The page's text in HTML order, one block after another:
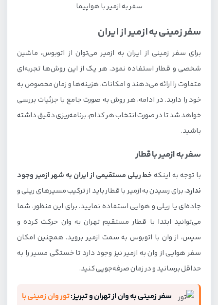
سفر به ازمیر با هواپیما
سفر زمینی به ازمیر از ایران
برای سفر زمینی از ایران به ازمیر می‌توان از اتوبوس، ماشین
شخصی و قطار استفاده نمود. هر یک از این روش‌ها تجربه‌ای
متفاوت را ارائه می‌دهند و امکانات، هزینه‌ها و زمان مخصوص به
خود را دارند. در ادامه، هر روش به صورت جامع با جزئیات بررسی
خواهد شد تا در صورت انتخاب هر کدام، برنامه‌ریزی دقیق داشته
باشید.
سفر به ازمیر با قطار
با توجه به اینکه خط ریلی مستقیمی از ایران به شهر ازمیر وجود
ندارد، برای رسیدن به ازمیر با قطار باید از ترکیب مسیرهای ریلی و
جاده‌ای یا ریلی و هوایی استفاده نمایید. برای این منظور، شما
می‌توانید ابتدا با قطار مستقیم تهران به وان حرکت کرده و
سپس، از وان با اتوبوس به سمت ازمیر بروید. همچنین امکان
سفر هوایی از وان به ازمیر نیز وجود دارد تا خستگی مسیر را به
حداقل برسانید و در زمان صرفه‌جویی کنید.
سفر زمینی به وان از تهران و تبریز:تور وان زمینی با